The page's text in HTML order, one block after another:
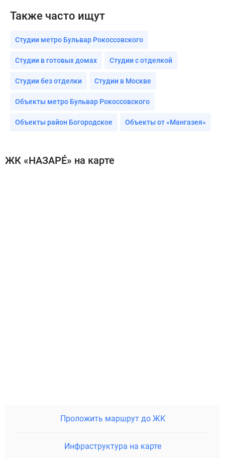
Также часто ищут
Студии метро Бульвар Рокоссовского
Студии в готовых домах Студии с отделкой
Студии без отделки Студии в Москве
Объекты метро Бульвар Рокоссовского
Объекты район Богородское Объекты от «Мангазея»
ЖК «НАЗАРÉ» на карте
Проложить маршрут до ЖК
Инфраструктура на карте